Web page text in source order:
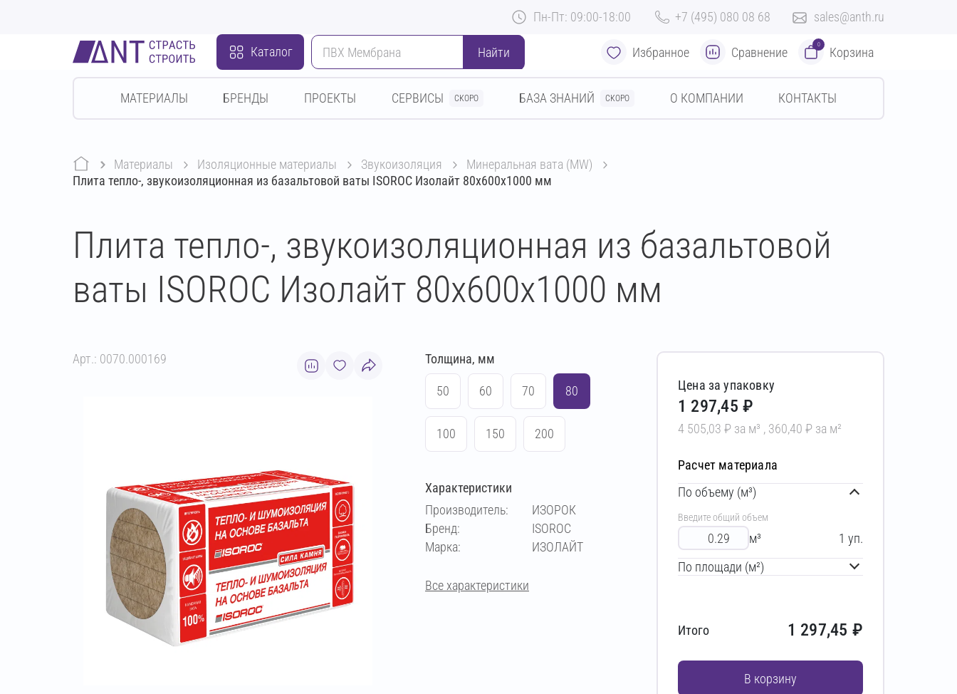
Пн-Пт: 09:00-18:00 +7 (495) 080 08 68 sales@anth.ru
Каталог Найти Избранное Сравнение
0
Корзина
МАТЕРИАЛЫ БРЕНДЫ ПРОЕКТЫ СЕРВИСЫ СКОРО БАЗА ЗНАНИЙ СКОРО О КОМПАНИИ КОНТАКТЫ
Материалы изоляционные материалы звукоизоляция
минеральная вата (MW)
Плита тепло-, звукоизоляционная из базальтовой ваты ISOROC Изолайт 80х600х1000 мм
Плита тепло-, звукоизоляционная из базальтовой
ваты ISOROC Изолайт 80х600х1000 мм
Арт.: 0070.000169 Толщина, мм
50 60 70 80
100 150 200
Характеристики
Производитель:
ИЗОРОК
Бренд:
ISOROC
Марка:
ИЗОЛАЙТ
Все характеристики
Цена за упаковку
1 297,45 ₽
4 505,03 ₽ за м³ , 360,40 ₽ за м²
Расчет материала
По объему (м³)
Введите общий объем
м³ 1 уп.
По площади (м²)
Итого 1 297,45 ₽
В корзину